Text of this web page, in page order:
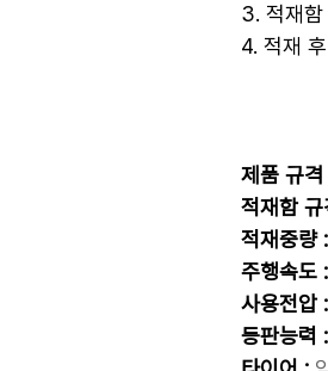
3. 적재
4. 적재
제품 규격
적재함 규
적재중량 :
주행속도 :
사용전압 :
등판능력 :